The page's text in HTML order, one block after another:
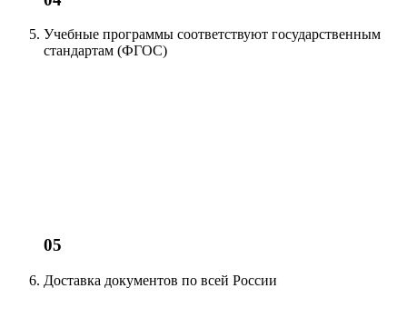
Учебные программы соответствуют государственным
стандартам (ФГОС)
05
Доставка документов по всей России